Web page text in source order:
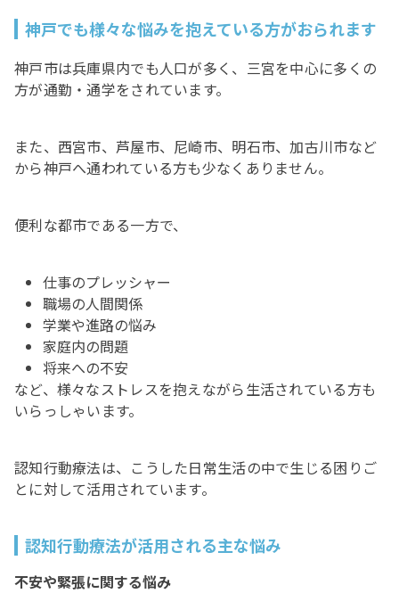
神戸でも様々な悩みを抱えている方がおられます
神戸市は兵庫県内でも人口が多く、三宮を中心に多くの
方が通勤・通学をされています。
また、西宮市、芦屋市、尼崎市、明石市、加古川市など
から神戸へ通われている方も少なくありません。
便利な都市である一方で、
仕事のプレッシャー
職場の人間関係
学業や進路の悩み
家庭内の問題
将来への不安
など、様々なストレスを抱えながら生活されている方も
いらっしゃいます。
認知行動療法は、こうした日常生活の中で生じる困りご
とに対して活用されています。
認知行動療法が活用される主な悩み
不安や緊張に関する悩み